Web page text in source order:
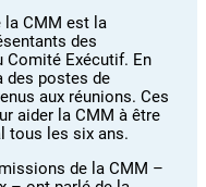
la CMM est la
des
Exécutif. En
des postes de
aux réunions. Ces
aider la CMM à être
tous les six ans.
de la CMM –